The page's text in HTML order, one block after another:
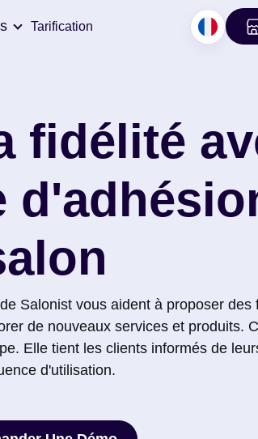
Tarification
fidélité
Salonist vous aident à proposer des
de nouveaux services et produits.
Elle tient les clients informés de
d'utilisation.